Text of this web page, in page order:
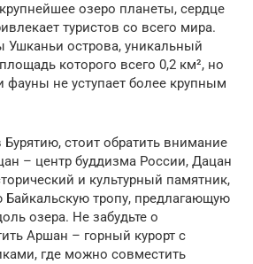
озеро планеты, сердце
туристов со всего мира.
Ушканьи острова, уникальный
которого всего 0,2 км², но
фауны не уступает более крупным
стоит обратить внимание
– центр буддизма России, Дацан
и культурный памятник,
тропу, предлагающую
озера. Не забудьте о
Аршан – горный курорт с
где можно совместить